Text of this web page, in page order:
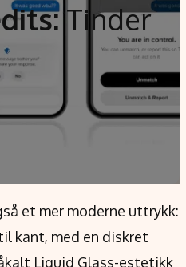
Tinder
et mer moderne uttrykk:
kant, med en diskret
Liquid Glass-estetikk